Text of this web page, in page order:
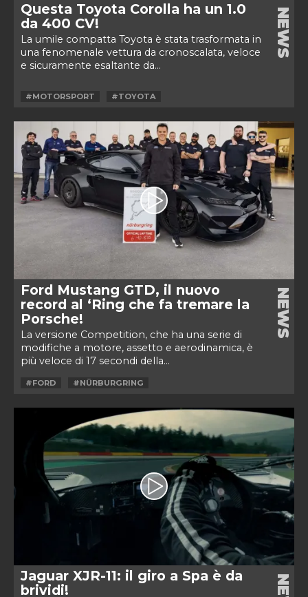
Questa Toyota Corolla ha un 1.0
da 400 CV!
La umile compatta Toyota è stata trasformata in
una fenomenale vettura da cronoscalata, veloce
e sicuramente esaltante da...
NEWS
#MOTORSPORT #TOYOTA
Ford Mustang GTD, il nuovo
record al ‘Ring che fa tremare la
Porsche!
La versione Competition, che ha una serie di
modifiche a motore, assetto e aerodinamica, è
più veloce di 17 secondi della...
NEWS
#FORD #NÜRBURGRING
Jaguar XJR-11: il giro a Spa è da
brividi!